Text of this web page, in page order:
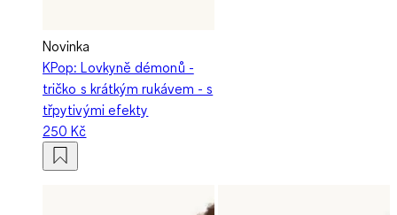
Novinka
KPop: Lovkyně démonů -
tričko s krátkým rukávem - s
třpytivými efekty
250 Kč